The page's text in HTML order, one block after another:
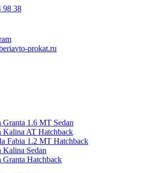
98 38
prokat.ru
Granta 1.6 MT Sedan
Kalina AT Hatchback
Fabia 1.2 MT Hatchback
Kalina Sedan
Granta Hatchback